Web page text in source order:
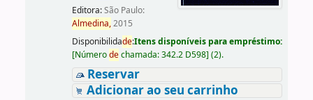
Editora:São Paulo:
Almedina,2015
Disponibilidade:Itens disponíveis para empréstimo:
[Númerodechamada:342.2 D598] (2).
Reservar
Adicionar ao seu carrinho